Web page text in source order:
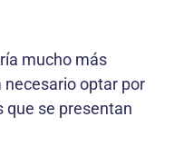
mucho más
necesario optar por
que se presentan